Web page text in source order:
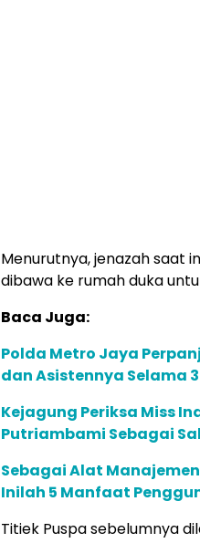
Menurutnya, jenazah saat
dibawa ke rumah duka
Baca Juga:
Polda Metro Jaya
dan Asistennya Selama
Kejagung Periksa Miss
Putriambami Sebagai
Sebagai Alat
Inilah 5 Manfaat
Titiek Puspa sebelumnya